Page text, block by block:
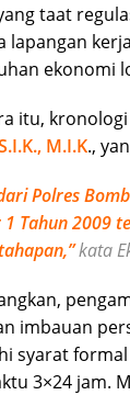
taat
lapangan
ekonomi
itu,
M.I.K.,
Polres
Tahun 2009
kata
imbauan
syarat
3×24 jam.